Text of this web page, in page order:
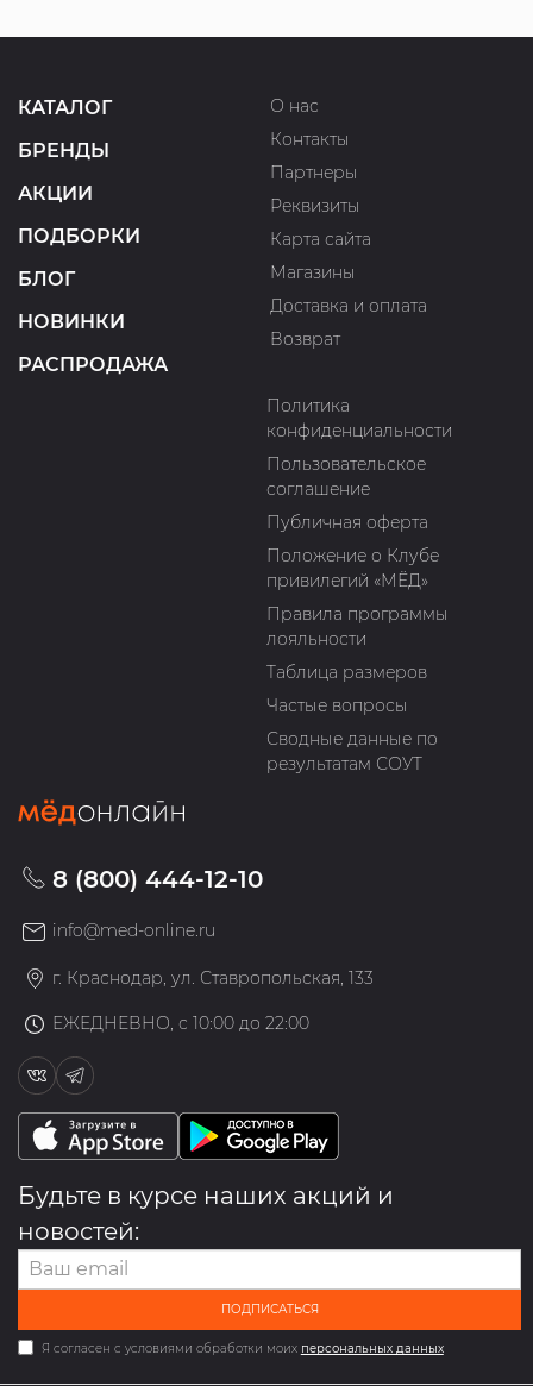
КАТАЛОГ
БРЕНДЫ
АКЦИИ
ПОДБОРКИ
БЛОГ
НОВИНКИ
РАСПРОДАЖА
О нас
Контакты
Партнеры
Реквизиты
Карта сайта
Магазины
Доставка и оплата
Возврат
Политика
конфиденциальности
Пользовательское
соглашение
Публичная оферта
Положение о Клубе
привилегий «МЁД»
Правила программы
лояльности
Таблица размеров
Частые вопросы
Сводные данные по
результатам СОУТ
8 (800) 444-12-10
info@med-online.ru
г. Краснодар, ул. Ставропольская, 133
ЕЖЕДНЕВНО, с 10:00 до 22:00
Будьте в курсе наших акций и
новостей:
ПОДПИСАТЬСЯ
Я согласен с условиями обработки моих персональных данных